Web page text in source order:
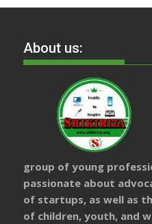
About us:
group of young
passionate about
of startups, as well as
of children, youth, and